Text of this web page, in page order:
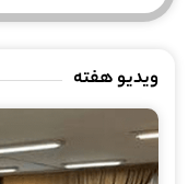
ویدیو هفته